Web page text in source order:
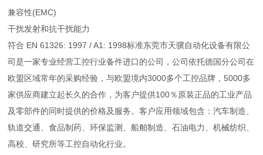
兼容性(EMC)
干扰发射和抗干扰能力
符合 EN 61326: 1997 / A1: 1998标准东莞市天骥自动化设备有限公
司是一家专业经营工控行业备件进口的公司，公司依托德国分公司在
欧盟区域常年的采购经验，与欧盟境内3000多个工控品牌，5000多
家供应商建立起长久的合作，为客户提供100％原装正品的工业产品
及零部件的同时提供的价格及服务。客户应用领域包含：汽车制造、
轨道交通、食品制药、环保监测、船舶制造、石油电力、机械纺织、
高校、研究所等工控自动化行业。